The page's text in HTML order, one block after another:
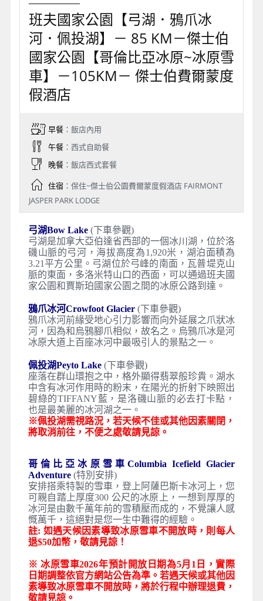
班夫國家公園【弓湖．鴉爪冰
河．佩投湖】－ 85 KM－傑士伯
國家公園【哥倫比亞冰原~冰原雪
車】－105KM－ 傑士伯費爾蒙度
假酒店
早餐：飯店內用
午餐：西式自助餐
晚餐：飯店西式套餐
住宿：保住~傑士伯公園費爾蒙度假酒店 FAIRMONT
JASPER PARK LODGE
弓湖Bow Lake (下車參觀)
弓湖是加拿大亞伯達省西部的一個冰川湖，位於洛
磯山脈的弓河，海拔高度為1,920米，湖泊面積為
3.21平方公里。弓湖位於弓峰的南面，瓦普堤克山
脈的東面，多洛米特山口的西面，可以通過班夫國
家公園和賈斯珀國家公園之間的冰原公路到達。
鴉爪冰河Crowfoot Glacier (下車參觀)
鴉爪冰河前緣受地心引力影響而向外延展之爪狀冰
河，因為和烏鴉腳爪相似，故名之。烏鴉爪冰是河
冰原大道上百座冰河中最吸引人的景點之一。
佩投湖Peyto Lake (下車參觀)
座落在群山環抱之中，格外顯得翡翠般珍貴。湖水
中含有冰河作用時的粉末，在陽光的折射下映照出
碧綠的TIFFANY藍，是洛磯山脈的必去打卡點，
也是最美麗的冰河湖之一。
※佩投湖需視路況，若天候不佳或其他因素關閉，
將取消前往，不便之處敬請見諒。
哥倫比亞冰原雪車Columbia Icefield Glacier
Adventure (特別安排)
安排搭乘特製的雪車，登上阿薩巴斯卡冰河上，您
可親自踏上厚度300 公尺的冰原上，一想到厚厚的
冰河是由數千萬年前的雪積壓而成的，不覺讓人感
慨萬千，這絕對是您一生中難得的經驗。
註: 如遇天候因素導致冰原雪車不開放時，則每人
退$50加幣，敬請見諒！
※ 冰原雪車2026年預計開放日期為5月1日，實際
日期調整依官方網站公告為準。若遇天候或其他因
素導致冰原雪車不開放時，將於行程中辦理退費，
敬請見諒。